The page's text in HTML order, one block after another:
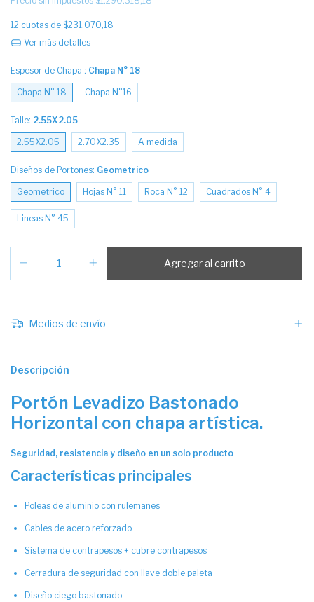
12 cuotas de $231.070,18
Ver más detalles
Espesor de Chapa : Chapa N° 18
Chapa N° 18 Chapa N°16
Talle: 2.55X2.05
2.55X2.05 2.70X2.35 A medida
Diseños de Portones: Geometrico
Geometrico Hojas N° 11 Roca N° 12 Cuadrados N° 4
Lineas N° 45
Medios de envío
Descripción
Portón Levadizo Bastonado
Horizontal con chapa artística.
Seguridad, resistencia y diseño en un solo producto
Características principales
Poleas de aluminio con rulemanes
Cables de acero reforzado
Sistema de contrapesos + cubre contrapesos
Cerradura de seguridad con llave doble paleta
Diseño ciego bastonado